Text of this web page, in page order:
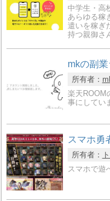
中学生・高
あらゆる稼
遣いを稼ぎ
持つ親御さ
mkの副業
所有者：
楽天ROOM
事にしてい
スマホ勇
所有者：
スマホで遊